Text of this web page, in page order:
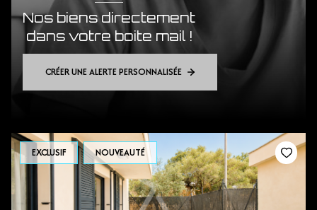
Nos biens directement
dans votre boite mail !
CRÉER UNE ALERTE PERSONNALISÉE
EXCLUSIF NOUVEAUTÉ